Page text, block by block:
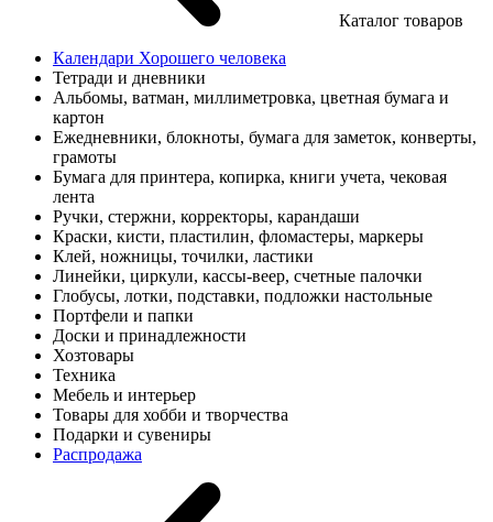
Каталог товаров
Календари Хорошего человека
Тетради и дневники
Альбомы, ватман, миллиметровка, цветная бумага и
картон
Ежедневники, блокноты, бумага для заметок, конверты,
грамоты
Бумага для принтера, копирка, книги учета, чековая
лента
Ручки, стержни, корректоры, карандаши
Краски, кисти, пластилин, фломастеры, маркеры
Клей, ножницы, точилки, ластики
Линейки, циркули, кассы-веер, счетные палочки
Глобусы, лотки, подставки, подложки настольные
Портфели и папки
Доски и принадлежности
Хозтовары
Техника
Мебель и интерьер
Товары для хобби и творчества
Подарки и сувениры
Распродажа